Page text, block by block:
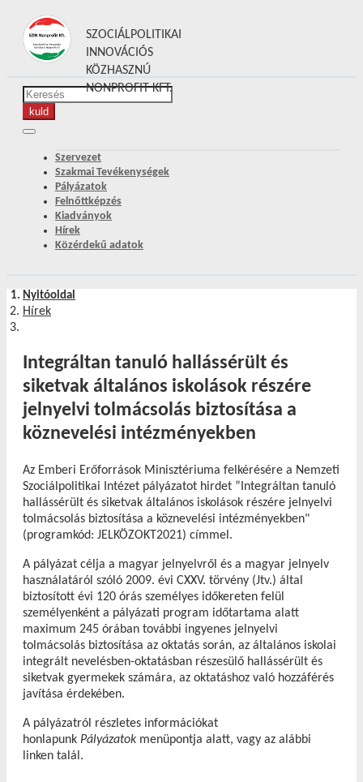
SZOCIÁLPOLITIKAI
INNOVÁCIÓS
KÖZHASZNÚ
NONPROFIT KFT.
Szervezet
Szakmai Tevékenységek
Pályázatok
Felnőttképzés
Kiadványok
Hírek
Közérdekű adatok
Nyitóoldal
Hírek
Integráltan tanuló hallássérült és
siketvak általános iskolások részére
jelnyelvi tolmácsolás biztosítása a
köznevelési intézményekben
Az Emberi Erőforrások Minisztériuma felkérésére a Nemzeti
Szociálpolitikai Intézet pályázatot hirdet ”Integráltan tanuló
hallássérült és siketvak általános iskolások részére jelnyelvi
tolmácsolás biztosítása a köznevelési intézményekben"
(programkód: JELKÖZOKT2021) címmel.
A pályázat célja a magyar jelnyelvről és a magyar jelnyelv
használatáról szóló 2009. évi CXXV. törvény (Jtv.) által
biztosított évi 120 órás személyes időkereten felül
személyenként a pályázati program időtartama alatt
maximum 245 órában további ingyenes jelnyelvi
tolmácsolás biztosítása az oktatás során, az általános iskolai
integrált nevelésben-oktatásban részesülő hallássérült és
siketvak gyermekek számára, az oktatáshoz való hozzáférés
javítása érdekében.
A pályázatról részletes információkat
honlapunk Pályázatok menüpontja alatt, vagy az alábbi
linken talál.